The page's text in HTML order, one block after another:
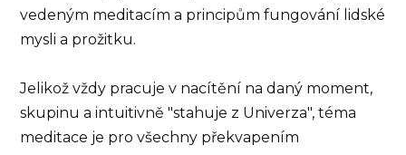
vedeným meditacím a principům fungování lidské
mysli a prožitku.
Jelikož vždy pracuje v nacítění na daný moment,
skupinu a intuitivně "stahuje z Univerza", téma
meditace je pro všechny překvapením